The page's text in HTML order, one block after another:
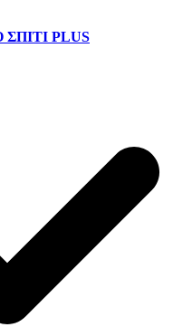
PLUS